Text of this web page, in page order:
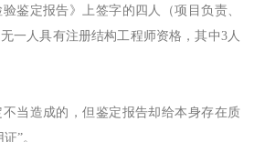
鉴定报告》上签字的四人（项目负责、
一人具有注册结构工程师资格，其中3人
当造成的，但鉴定报告却给本身存在质
”。